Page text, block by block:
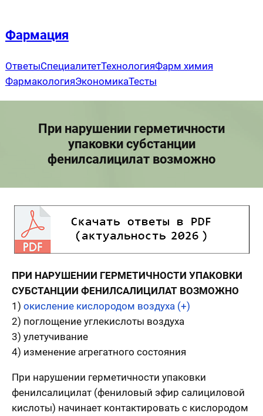
содержимому
Фармация
ОтветыСпециалитетТехнологияФарм химия
ФармакологияЭкономикаТесты
При нарушении герметичности
упаковки субстанции
фенилсалицилат возможно
ПРИ НАРУШЕНИИ ГЕРМЕТИЧНОСТИ УПАКОВКИ
СУБСТАНЦИИ ФЕНИЛСАЛИЦИЛАТ ВОЗМОЖНО
1) окисление кислородом воздуха (+)
2) поглощение углекислоты воздуха
3) улетучивание
4) изменение агрегатного состояния
При нарушении герметичности упаковки
фенилсалицилат (фениловый эфир салициловой
кислоты) начинает контактировать с кислородом